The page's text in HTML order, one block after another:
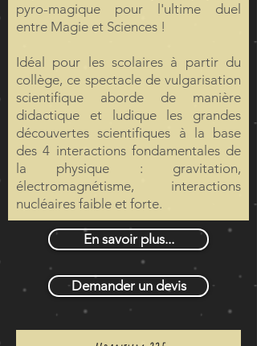
pyro-magique pour l'ultime duel
entre Magie et Sciences !
Idéal pour les scolaires à partir du
collège, ce spectacle de vulgarisation
scientifique aborde de manière
didactique et ludique les grandes
découvertes scientifiques à la base
des 4 interactions fondamentales de
la physique : gravitation,
électromagnétisme, interactions
nucléaires faible et forte.
En savoir plus...
Demander un devis